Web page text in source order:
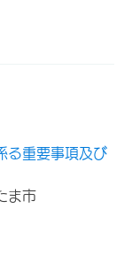
る重要事項及び
ま市